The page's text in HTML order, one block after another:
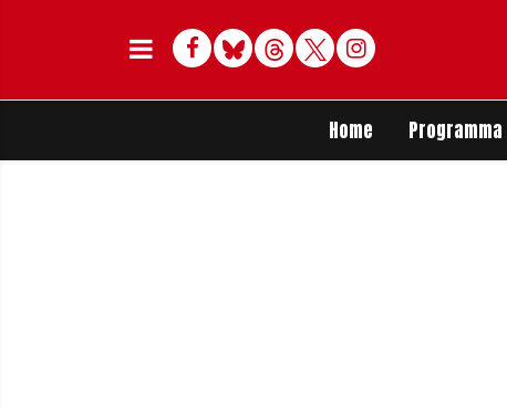
Facebook
BlueskyThreadsTwitterDelen op Whatsapp
Home Programma